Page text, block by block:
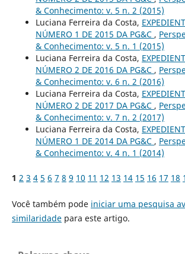
& Conhecimento: v. 5 n. 2 (2015)
Luciana Ferreira da Costa,
NÚMERO 1 DE 2015 DA PG&C ,
& Conhecimento: v. 5 n. 1 (2015)
Luciana Ferreira da Costa,
NÚMERO 2 DE 2016 DA PG&C ,
& Conhecimento: v. 6 n. 2 (2016)
Luciana Ferreira da Costa,
NÚMERO 2 DE 2017 DA PG&C ,
& Conhecimento: v. 7 n. 2 (2017)
Luciana Ferreira da Costa,
NÚMERO 1 DE 2014 DA PG&C ,
& Conhecimento: v. 4 n. 1 (2014)
1 2 3 4 5 6 7 8 9 10 11 12 13 14 15 16 17 18
Você também pode iniciar uma pesquisa
similaridadepara este artigo.